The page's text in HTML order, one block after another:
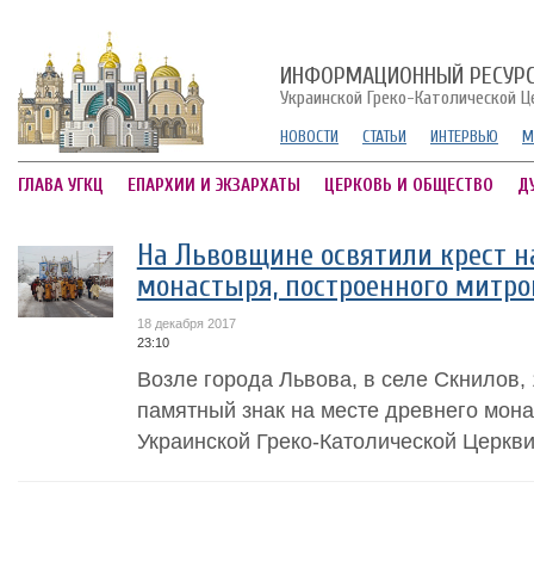
ИНФОРМАЦИОННЫЙ
Украинской Греко-Католической
НОВОСТИ СТАТЬИ ИНТЕРВЬЮ
ГЛАВА УГКЦ ЕПАРХИИ И ЭКЗАРХАТЫ ЦЕРКОВЬ И ОБЩЕСТВО
На Львовщине освятили крест
монастыря, построенного
18 декабря 2017
23:10
Возле города Львова, в селе Скнилов,
памятный знак на месте древнего
Украинской Греко-Католической